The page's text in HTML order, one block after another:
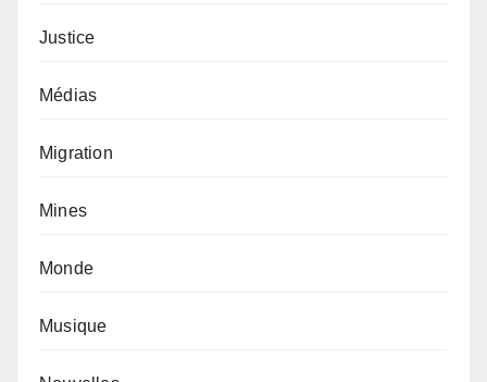
Justice
Médias
Migration
Mines
Monde
Musique